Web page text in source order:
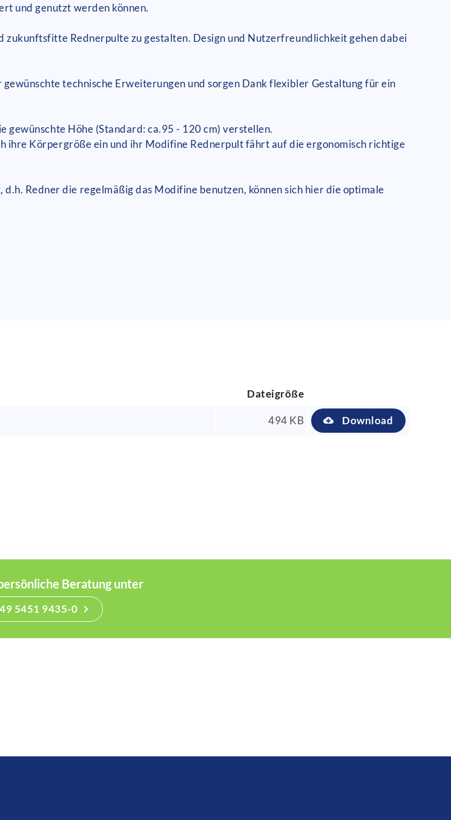
und genutzt werden können.
zukunftsfitte Rednerpulte zu gestalten. Design und Nutzerfreundlichkeit gehen dabei
technische Erweiterungen und sorgen Dank flexibler Gestaltung für ein
gewünschte Höhe (Standard: ca.95 - 120 cm) verstellen.
ihre Körpergröße ein und ihr Modifine Rednerpult fährt auf die ergonomisch richtige
Redner die regelmäßig das Modifine benutzen, können sich hier die optimale
Dateigröße
494 KB Download
Beratung unter
5451 9435-0